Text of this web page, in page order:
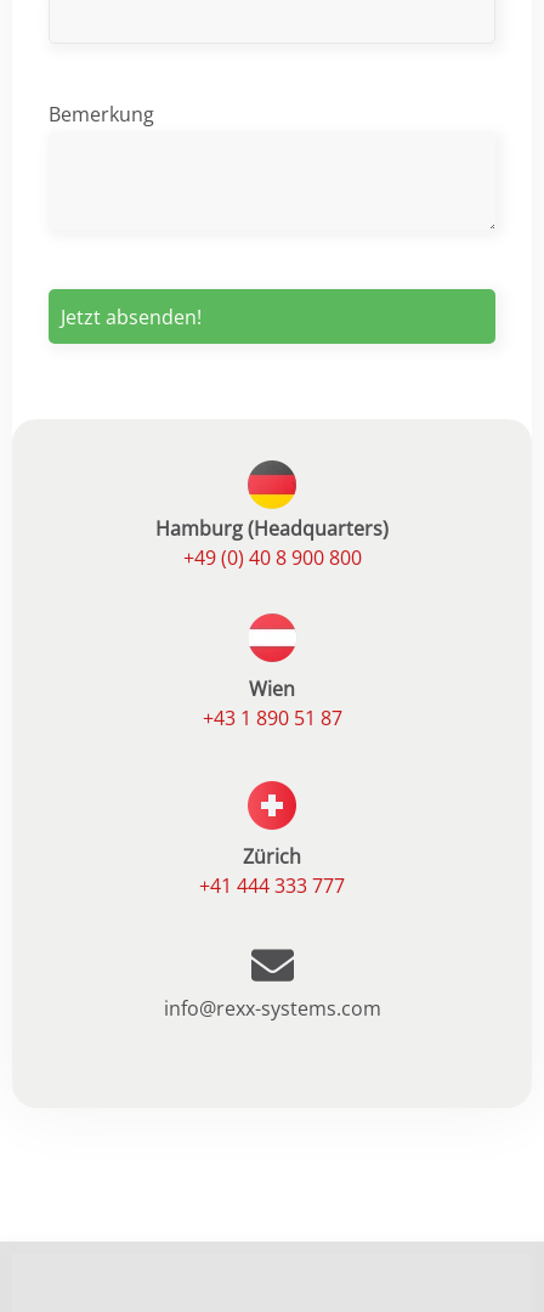
Hamburg (Headquarters)
+49 (0) 40 8 900 800
Wien
+43 1 890 51 87
Zürich
+41 444 333 777
info@rexx-systems.com
Bemerkung